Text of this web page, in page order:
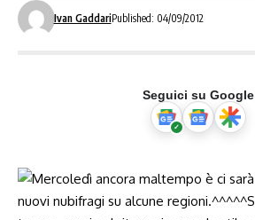
Ivan GaddariPublished: 04/09/2012
Seguici su Google